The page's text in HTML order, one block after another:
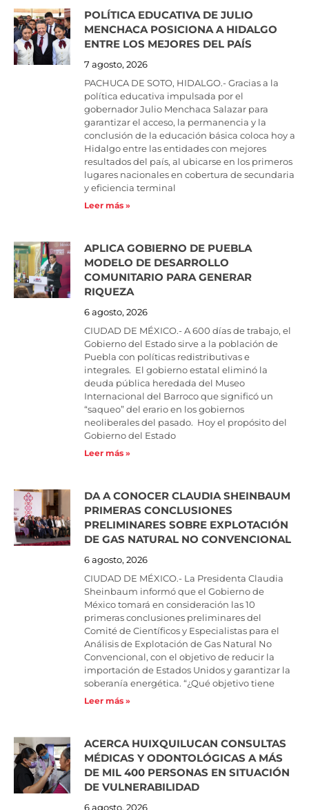
POLÍTICA EDUCATIVA DE JULIO
MENCHACA POSICIONA A HIDALGO
ENTRE LOS MEJORES DEL PAÍS
7 agosto, 2026
PACHUCA DE SOTO, HIDALGO.- Gracias a la
política educativa impulsada por el
gobernador Julio Menchaca Salazar para
garantizar el acceso, la permanencia y la
conclusión de la educación básica coloca hoy a
Hidalgo entre las entidades con mejores
resultados del país, al ubicarse en los primeros
lugares nacionales en cobertura de secundaria
y eficiencia terminal
Leer más »
APLICA GOBIERNO DE PUEBLA
MODELO DE DESARROLLO
COMUNITARIO PARA GENERAR
RIQUEZA
6 agosto, 2026
CIUDAD DE MÉXICO.- A 600 días de trabajo, el
Gobierno del Estado sirve a la población de
Puebla con políticas redistributivas e
integrales. El gobierno estatal eliminó la
deuda pública heredada del Museo
Internacional del Barroco que significó un
“saqueo” del erario en los gobiernos
neoliberales del pasado. Hoy el propósito del
Gobierno del Estado
Leer más »
DA A CONOCER CLAUDIA SHEINBAUM
PRIMERAS CONCLUSIONES
PRELIMINARES SOBRE EXPLOTACIÓN
DE GAS NATURAL NO CONVENCIONAL
6 agosto, 2026
CIUDAD DE MÉXICO.- La Presidenta Claudia
Sheinbaum informó que el Gobierno de
México tomará en consideración las 10
primeras conclusiones preliminares del
Comité de Científicos y Especialistas para el
Análisis de Explotación de Gas Natural No
Convencional, con el objetivo de reducir la
importación de Estados Unidos y garantizar la
soberanía energética. “¿Qué objetivo tiene
Leer más »
ACERCA HUIXQUILUCAN CONSULTAS
MÉDICAS Y ODONTOLÓGICAS A MÁS
DE MIL 400 PERSONAS EN SITUACIÓN
DE VULNERABILIDAD
6 agosto, 2026